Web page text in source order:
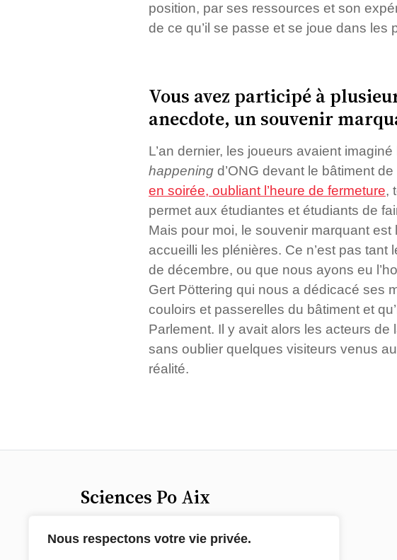
Nous respectons votre vie privée.
position, par ses ressources et son
de ce qu’il se passe et se joue dans les
Vous avez participé à
anecdote, un souvenir
L’an dernier, les joueurs avaient
happening d’ONG devant le bâtiment
en soirée, oubliant l’heure de fermeture,
permet aux étudiantes et étudiants de
Mais pour moi, le souvenir marquant
accueilli les plénières. Ce n’est pas
de décembre, ou que nous ayons eu
Gert Pöttering qui nous a dédicacé ses
couloirs et passerelles du bâtiment et
Parlement. Il y avait alors les acteurs
sans oublier quelques visiteurs venus
réalité.
Sciences Po Aix
13100 Aix-en-Provence